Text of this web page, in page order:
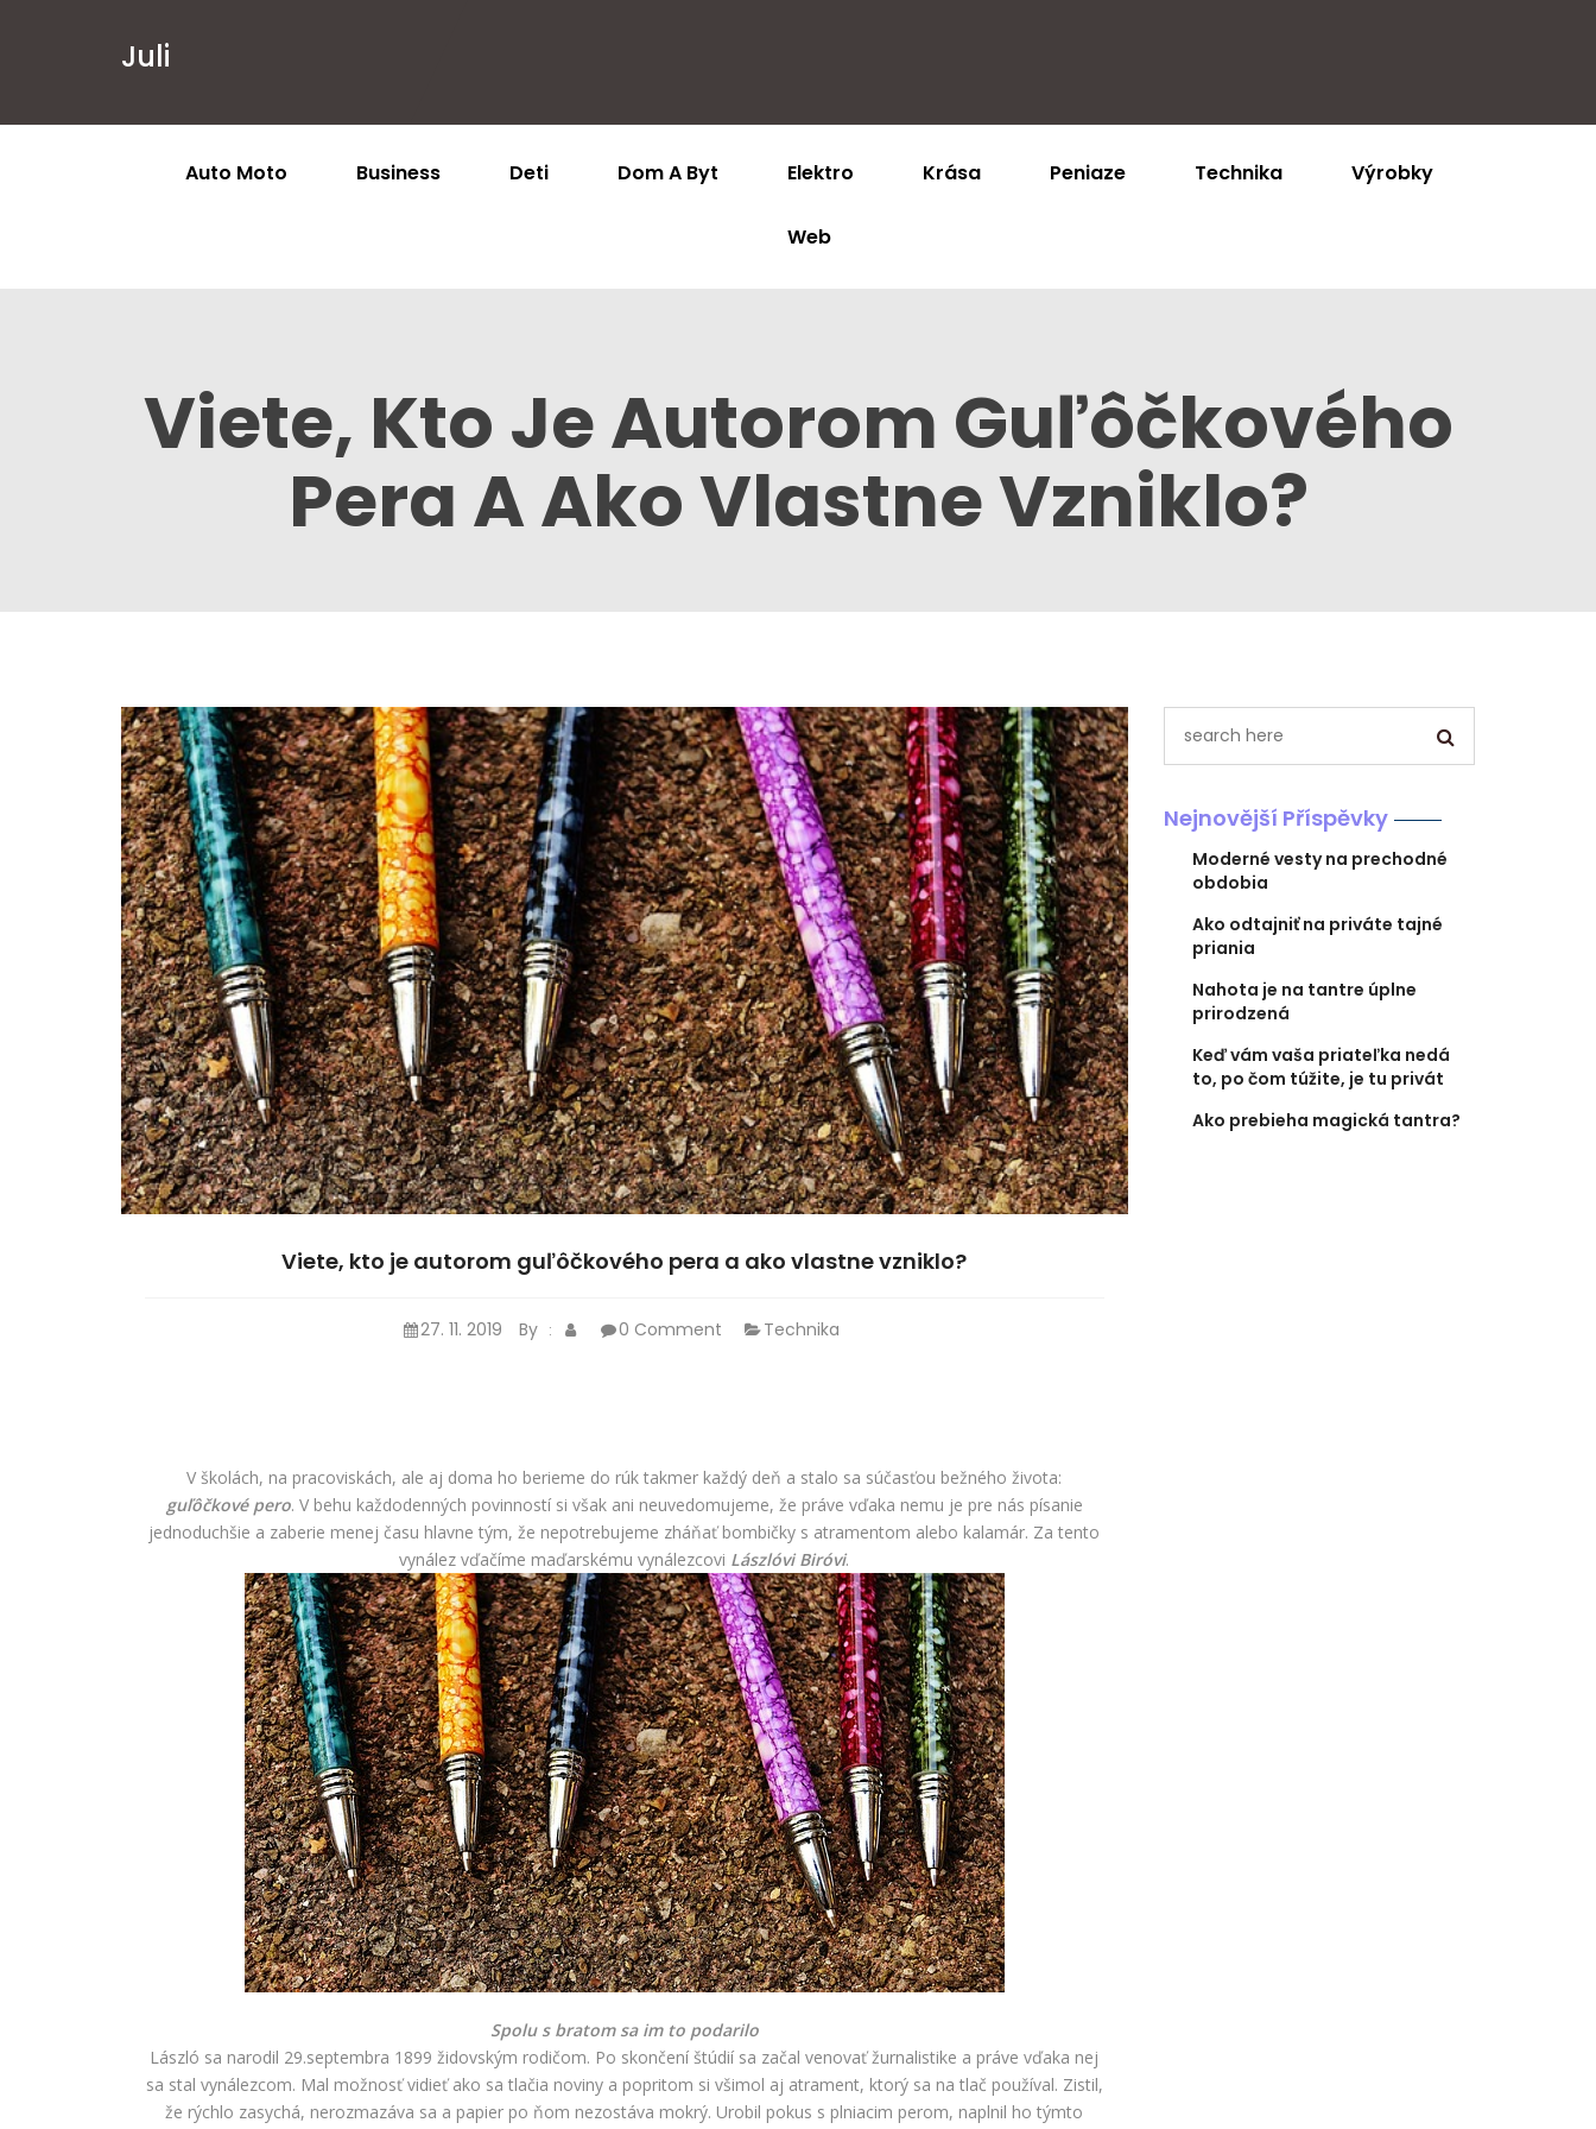
Juli
Auto Moto Business Deti Dom A Byt Elektro Krása Peniaze Technika Výrobky
Web
Viete, Kto Je Autorom Guľôčkového
Pera A Ako Vlastne Vzniklo?
Viete, kto je autorom guľôčkového pera a ako vlastne vzniklo?
27. 11. 2019 By : 0 Comment Technika
V školách, na pracoviskách, ale aj doma ho berieme do rúk takmer každý deň a stalo sa súčasťou bežného života:
guľôčkové pero. V behu každodenných povinností si však ani neuvedomujeme, že práve vďaka nemu je pre nás písanie
jednoduchšie a zaberie menej času hlavne tým, že nepotrebujeme zháňať bombičky s atramentom alebo kalamár. Za tento
vynález vďačíme maďarskému vynálezcovi Lászlóvi Biróvi.
Spolu s bratom sa im to podarilo
László sa narodil 29.septembra 1899 židovským rodičom. Po skončení štúdií sa začal venovať žurnalistike a práve vďaka nej
sa stal vynálezcom. Mal možnosť vidieť ako sa tlačia noviny a popritom si všimol aj atrament, ktorý sa na tlač používal. Zistil,
že rýchlo zasychá, nerozmazáva sa a papier po ňom nezostáva mokrý. Urobil pokus s plniacim perom, naplnil ho týmto
Nejnovější Příspěvky
Moderné vesty na prechodné
obdobia
Ako odtajniť na priváte tajné
priania
Nahota je na tantre úplne
prirodzená
Keď vám vaša priateľka nedá
to, po čom túžite, je tu privát
Ako prebieha magická tantra?